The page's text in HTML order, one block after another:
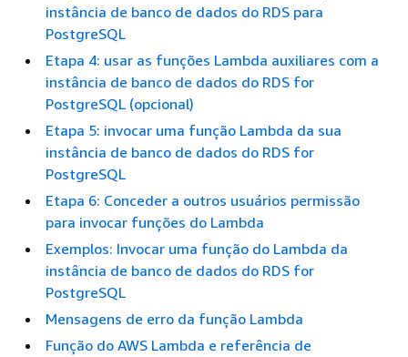
instância de banco de dados do RDS para
PostgreSQL
Etapa 4: usar as funções Lambda auxiliares com a
instância de banco de dados do RDS for
PostgreSQL (opcional)
Etapa 5: invocar uma função Lambda da sua
instância de banco de dados do RDS for
PostgreSQL
Etapa 6: Conceder a outros usuários permissão
para invocar funções do Lambda
Exemplos: Invocar uma função do Lambda da
instância de banco de dados do RDS for
PostgreSQL
Mensagens de erro da função Lambda
Função do AWS Lambda e referência de